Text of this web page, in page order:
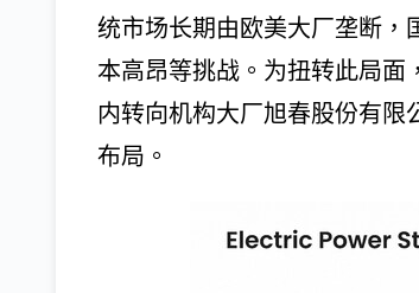
统市场长期由欧美大厂垄断，
本高昂等挑战。为扭转此局面
内转向机构大厂旭春股份有限
布局。